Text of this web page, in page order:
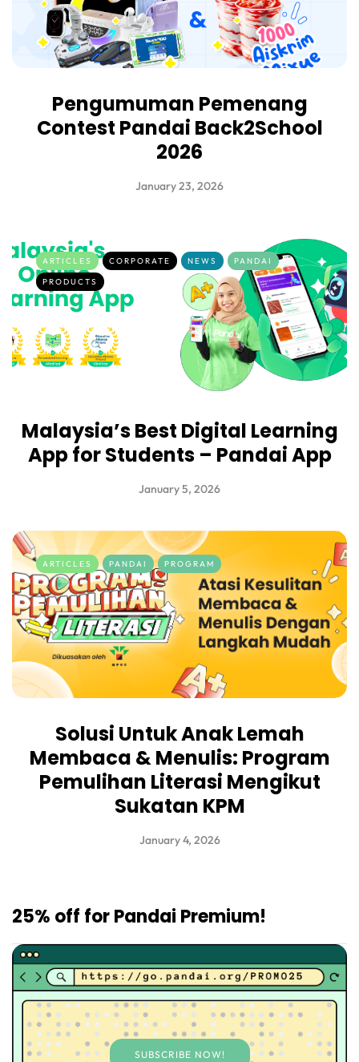
Pengumuman Pemenang
Contest Pandai Back2School
2026
January 23, 2026
ARTICLES CORPORATE NEWS
PANDAI
PRODUCTS
Malaysia’s Best Digital Learning
App for Students – Pandai App
January 5, 2026
ARTICLES PANDAI PROGRAM
Solusi Untuk Anak Lemah
Membaca & Menulis: Program
Pemulihan Literasi Mengikut
Sukatan KPM
January 4, 2026
25% off for Pandai Premium!
SUBSCRIBE NOW!